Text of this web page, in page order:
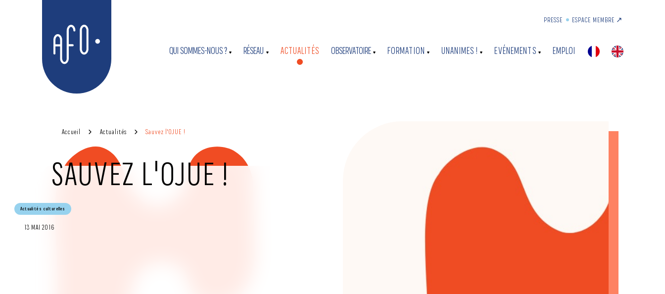
AFO
PRESSE ESPACE MEMBRE ↗︎
QUI SOMMES-NOUS ? RÉSEAU ACTUALITÉS OBSERVATOIRE FORMATION UNANIMES ! EVÉNEMENTS EMPLOI
Accueil Actualités Sauvez l'OJUE !
SAUVEZ L'OJUE !
Actualités culturelles
13 MAI 2016